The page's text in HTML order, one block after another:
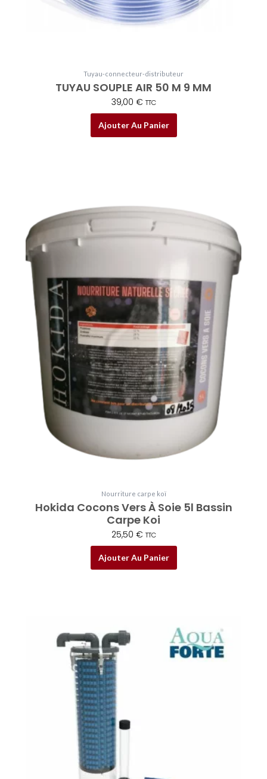
Tuyau-connecteur-distributeur
TUYAU SOUPLE AIR 50 M 9 MM
39,00 € TTC
Ajouter Au Panier
Nourriture carpe koï
Hokida Cocons Vers À Soie 5l Bassin
Carpe Koi
25,50 € TTC
Ajouter Au Panier